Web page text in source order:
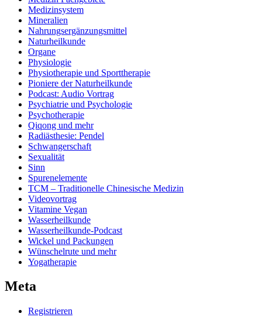
Medizinsystem
Mineralien
Nahrungsergänzungsmittel
Naturheilkunde
Organe
Physiologie
Physiotherapie und Sporttherapie
Pioniere der Naturheilkunde
Podcast: Audio Vortrag
Psychiatrie und Psychologie
Psychotherapie
Qiqong und mehr
Radiästhesie: Pendel
Schwangerschaft
Sexualität
Sinn
Spurenelemente
TCM – Traditionelle Chinesische Medizin
Videovortrag
Vitamine Vegan
Wasserheilkunde
Wasserheilkunde-Podcast
Wickel und Packungen
Wünschelrute und mehr
Yogatherapie
Meta
Registrieren